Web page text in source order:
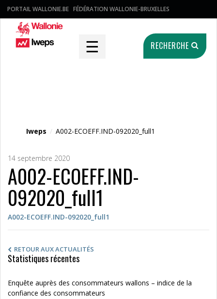
PORTAIL WALLONIE.BE FÉDÉRATION WALLONIE-BRUXELLES
☰ RECHERCHE
Iweps / A002-ECOEFF.IND-092020_full1
14 septembre 2020
A002-ECOEFF.IND-
092020_full1
A002-ECOEFF.IND-092020_full1
RETOUR AUX ACTUALITÉS
Statistiques récentes
Enquête auprès des consommateurs wallons – indice de la
confiance des consommateurs